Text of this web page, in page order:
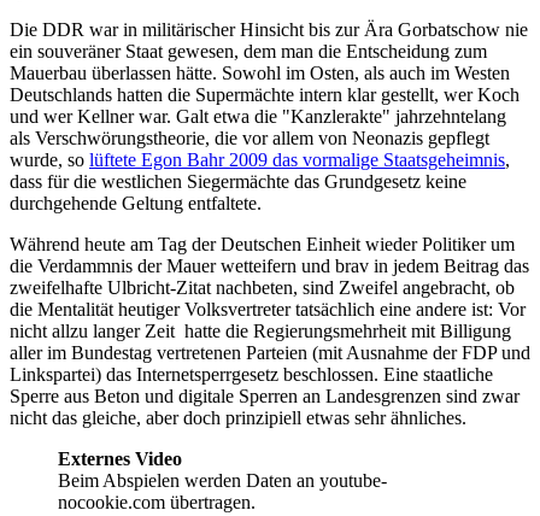
Die DDR war in militärischer Hinsicht bis zur Ära Gorbatschow nie
ein souveräner Staat gewesen, dem man die Entscheidung zum
Mauerbau überlassen hätte. Sowohl im Osten, als auch im Westen
Deutschlands hatten die Supermächte intern klar gestellt, wer Koch
und wer Kellner war. Galt etwa die "Kanzlerakte" jahrzehntelang
als Verschwörungstheorie, die vor allem von Neonazis gepflegt
wurde, so lüftete Egon Bahr 2009 das vormalige Staatsgeheimnis,
dass für die westlichen Siegermächte das Grundgesetz keine
durchgehende Geltung entfaltete.
Während heute am Tag der Deutschen Einheit wieder Politiker um
die Verdammnis der Mauer wetteifern und brav in jedem Beitrag das
zweifelhafte Ulbricht-Zitat nachbeten, sind Zweifel angebracht, ob
die Mentalität heutiger Volksvertreter tatsächlich eine andere ist: Vor
nicht allzu langer Zeit hatte die Regierungsmehrheit mit Billigung
aller im Bundestag vertretenen Parteien (mit Ausnahme der FDP und
Linkspartei) das Internetsperrgesetz beschlossen. Eine staatliche
Sperre aus Beton und digitale Sperren an Landesgrenzen sind zwar
nicht das gleiche, aber doch prinzipiell etwas sehr ähnliches.
Externes Video
Beim Abspielen werden Daten an youtube-
nocookie.com übertragen.